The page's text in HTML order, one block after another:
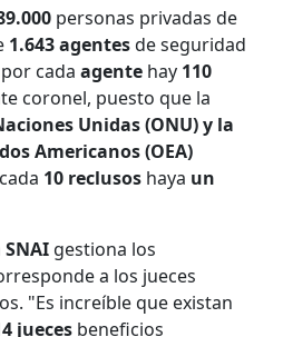
personas privadas de
1.643 agentesde seguridad
por cadaagente hay 110
coronel, puesto que la
Unidas (ONU) y la
Americanos (OEA)
10 reclusos haya un
SNAI gestiona los
a los jueces
"Es increíble que existan
jueces beneficios